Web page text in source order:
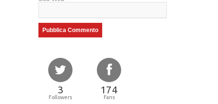
3
Followers
174
Fans